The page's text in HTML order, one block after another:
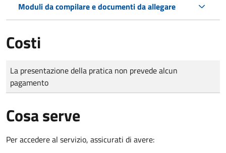
Moduli da compilare e documenti da allegare
Costi
Tipo di pagamento
Importo
La presentazione della pratica non prevede alcun
pagamento
Cosa serve
Per accedere al servizio, assicurati di avere: